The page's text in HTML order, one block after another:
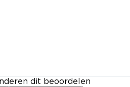
dit beoordelen